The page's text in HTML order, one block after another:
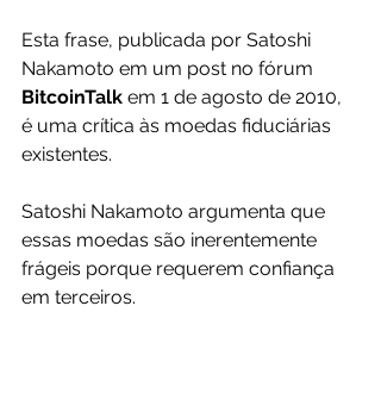
Esta frase, publicada por Satoshi
Nakamoto em um post no fórum
BitcoinTalk em 1 de agosto de 2010,
é uma crítica às moedas fiduciárias
existentes.
Satoshi Nakamoto argumenta que
essas moedas são inerentemente
frágeis porque requerem confiança
em terceiros.